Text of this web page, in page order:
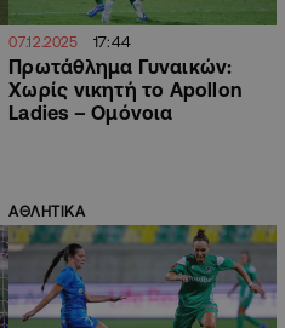
07.12.2025 17:44
Πρωτάθλημα Γυναικών:
Χωρίς νικητή το Apollon
Ladies – Ομόνοια
ΑΘΛΗΤΙΚΑ